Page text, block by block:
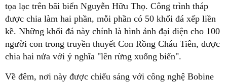
tọa lạc trên bãi biển Nguyễn Hữu Thọ. Công trình tháp
được chia làm hai phần, mỗi phần có 50 khối đá xếp liền
kề. Những khối đá này chính là hình ảnh đại diện cho 100
người con trong truyền thuyết Con Rồng Cháu Tiên, được
chia hai nửa với ý nghĩa "lên rừng xuống biển".
Về đêm, nơi này được chiếu sáng với công nghệ Bobine